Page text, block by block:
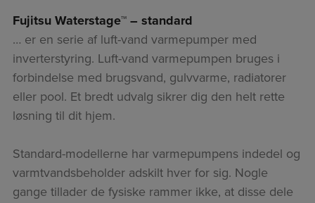
Fujitsu Waterstage™ – standard
… er en serie af luft-vand varmepumper med
inverterstyring. Luft-vand varmepumpen bruges i
forbindelse med brugsvand, gulvvarme, radiatorer
eller pool. Et bredt udvalg sikrer dig den helt rette
løsning til dit hjem.
Standard-modellerne har varmepumpens indedel og
varmtvandsbeholder adskilt hver for sig. Nogle
gange tillader de fysiske rammer ikke, at disse dele